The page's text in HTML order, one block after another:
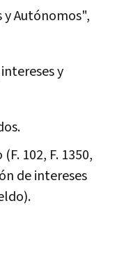
Autónomos",
y
102, F. 1350,
de intereses